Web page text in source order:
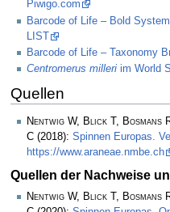
Piwigo.com
Barcode of Life – Bold
LIST
Barcode of Life – Taxonomy
Centromerus milleri im World
Quellen
Nentwig W, Blick T,
C (2018): Spinnen Europas.
https://www.araneae.nmbe.ch
Quellen der Nachweise
Nentwig W, Blick T,